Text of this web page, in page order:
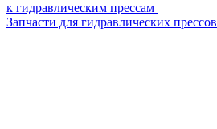
к гидравлическим прессам
Запчасти для гидравлических прессов